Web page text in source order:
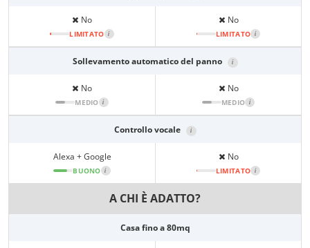
No
LIMITATO i
No
LIMITATO i
Sollevamento automatico del panno i
No
MEDIO i
No
MEDIO i
Controllo vocale i
Alexa + Google
BUONO i
No
LIMITATO i
A CHI È ADATTO?
Casa fino a 80mq